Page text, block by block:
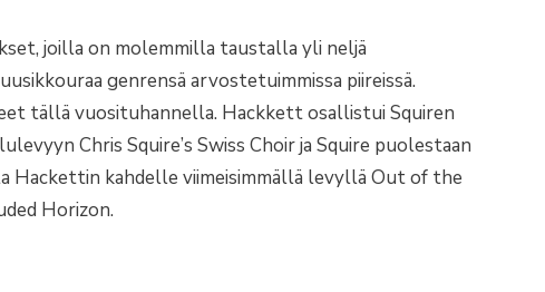
joilla on molemmilla taustalla yli neljä
genrensä arvostetuimmissa piireissä.
tällä vuosituhannella. Hackkett osallistui Squiren
Chris Squire’s Swiss Choir ja Squire puolestaan
Hackettin kahdelle viimeisimmällä levyllä Out of the
Horizon.